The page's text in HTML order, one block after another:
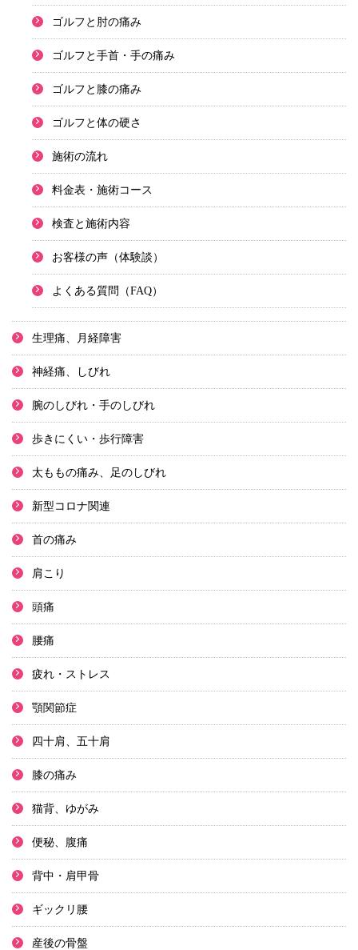
ゴルフと肘の痛み
ゴルフと手首・手の痛み
ゴルフと膝の痛み
ゴルフと体の硬さ
施術の流れ
料金表・施術コース
検査と施術内容
お客様の声（体験談）
よくある質問（FAQ）
生理痛、月経障害
神経痛、しびれ
腕のしびれ・手のしびれ
歩きにくい・歩行障害
太ももの痛み、足のしびれ
新型コロナ関連
首の痛み
肩こり
頭痛
腰痛
疲れ・ストレス
顎関節症
四十肩、五十肩
膝の痛み
猫背、ゆがみ
便秘、腹痛
背中・肩甲骨
ギックリ腰
産後の骨盤